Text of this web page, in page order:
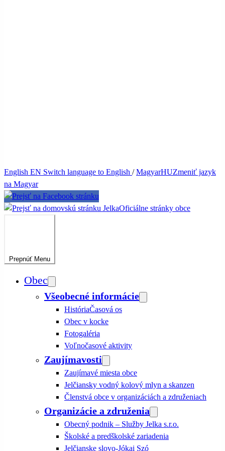
English EN Switch language to English /MagyarHUZmeniť jazyk
na Magyar
JelkaOficiálne stránky obce
Prepnúť Menu
Obec
Všeobecné informácie
HistóriaČasová os
Obec v kocke
Fotogaléria
Voľnočasové aktivity
Zaujímavosti
Zaujímavé miesta obce
Jelčiansky vodný kolový mlyn a skanzen
Členstvá obce v organizáciách a združeniach
Organizácie a združenia
Obecný podnik – Služby Jelka s.r.o.
Školské a predškolské zariadenia
Jelčianske slovo-Jókai Szó